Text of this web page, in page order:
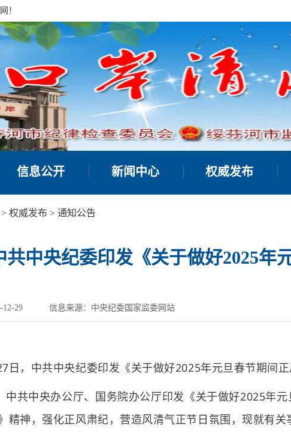
！
信息公开 新闻中心 权威发布
> 权威发布 > 通知公告
共中央纪委印发《关于做好2025年
12-29 信息来源：中央纪委国家监委网站
日，中共中央纪委印发《关于做好2025年元旦春节期间
中共中央办公厅、国务院办公厅印发《关于做好2025年
精神，强化正风肃纪，营造风清气正节日氛围，现就有关